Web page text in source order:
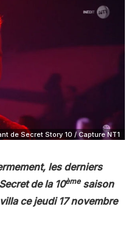
de Secret Story 10 / Capture NT1
les derniers
de la 10èmesaison
ce jeudi 17 novembre